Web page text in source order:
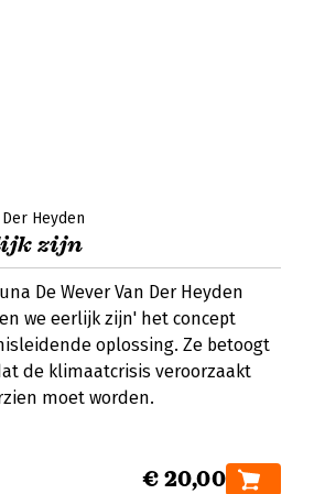
Heyden
zijn
De Wever Van Der Heyden
we eerlijk zijn' het concept
oplossing. Ze betoogt
de klimaatcrisis veroorzaakt
moet worden.
€ 20,00